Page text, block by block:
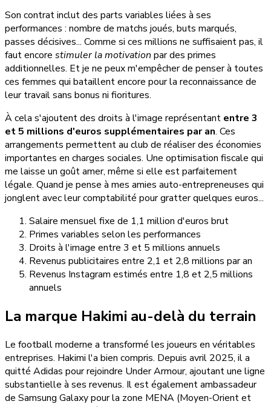
Son contrat inclut des parts variables liées à ses
performances : nombre de matchs joués, buts marqués,
passes décisives... Comme si ces millions ne suffisaient pas, il
faut encore stimuler la motivation par des primes
additionnelles. Et je ne peux m'empêcher de penser à toutes
ces femmes qui bataillent encore pour la reconnaissance de
leur travail sans bonus ni fioritures.
À cela s'ajoutent des droits à l'image représentant entre 3
et 5 millions d'euros supplémentaires par an. Ces
arrangements permettent au club de réaliser des économies
importantes en charges sociales. Une optimisation fiscale qui
me laisse un goût amer, même si elle est parfaitement
légale. Quand je pense à mes amies auto-entrepreneuses qui
jonglent avec leur comptabilité pour gratter quelques euros...
Salaire mensuel fixe de 1,1 million d'euros brut
Primes variables selon les performances
Droits à l'image entre 3 et 5 millions annuels
Revenus publicitaires entre 2,1 et 2,8 millions par an
Revenus Instagram estimés entre 1,8 et 2,5 millions
annuels
La marque Hakimi au-delà du terrain
Le football moderne a transformé les joueurs en véritables
entreprises. Hakimi l'a bien compris. Depuis avril 2025, il a
quitté Adidas pour rejoindre Under Armour, ajoutant une ligne
substantielle à ses revenus. Il est également ambassadeur
de Samsung Galaxy pour la zone MENA (Moyen-Orient et